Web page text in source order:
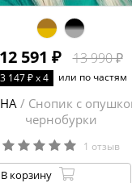
12 591 ₽ 13 990 ₽
3 147 ₽ x 4 или по частям
/ Снопик с
чернобурки
1 отзыв
В корзину